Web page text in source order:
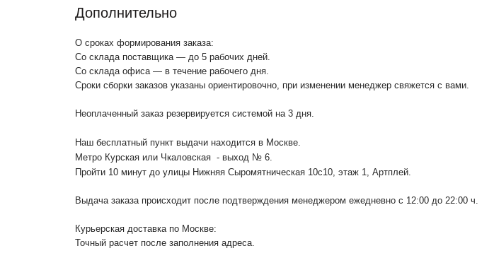
Дополнительно
О сроках формирования заказа:
Со склада поставщика — до 5 рабочих дней.
Со склада офиса — в течение рабочего дня.
Сроки сборки заказов указаны ориентировочно, при изменении менеджер свяжется с вами.
Неоплаченный заказ резервируется системой на 3 дня.
Наш бесплатный пункт выдачи находится в Москве.
Метро Курская или Чкаловская - выход № 6.
Пройти 10 минут до улицы Нижняя Сыромятническая 10с10 , этаж 1, Артплей.
Выдача заказа происходит после подтверждения менеджером ежедневно с 12:00 до 22:00 ч.
Курьерская доставка по Москве:
Точный расчет после заполнения адреса.